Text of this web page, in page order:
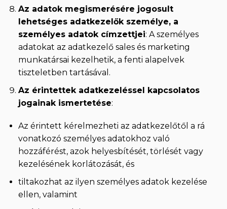
Az adatok megismerésére jogosult
lehetséges adatkezelők személye, a
személyes adatok címzettjei: A személyes
adatokat az adatkezelő sales és marketing
munkatársai kezelhetik, a fenti alapelvek
tiszteletben tartásával.
Az érintettek adatkezeléssel kapcsolatos
jogainak ismertetése:
Az érintett kérelmezheti az adatkezelőtől a rá
vonatkozó személyes adatokhoz való
hozzáférést, azok helyesbítését, törlését vagy
kezelésének korlátozását, és
tiltakozhat az ilyen személyes adatok kezelése
ellen, valamint